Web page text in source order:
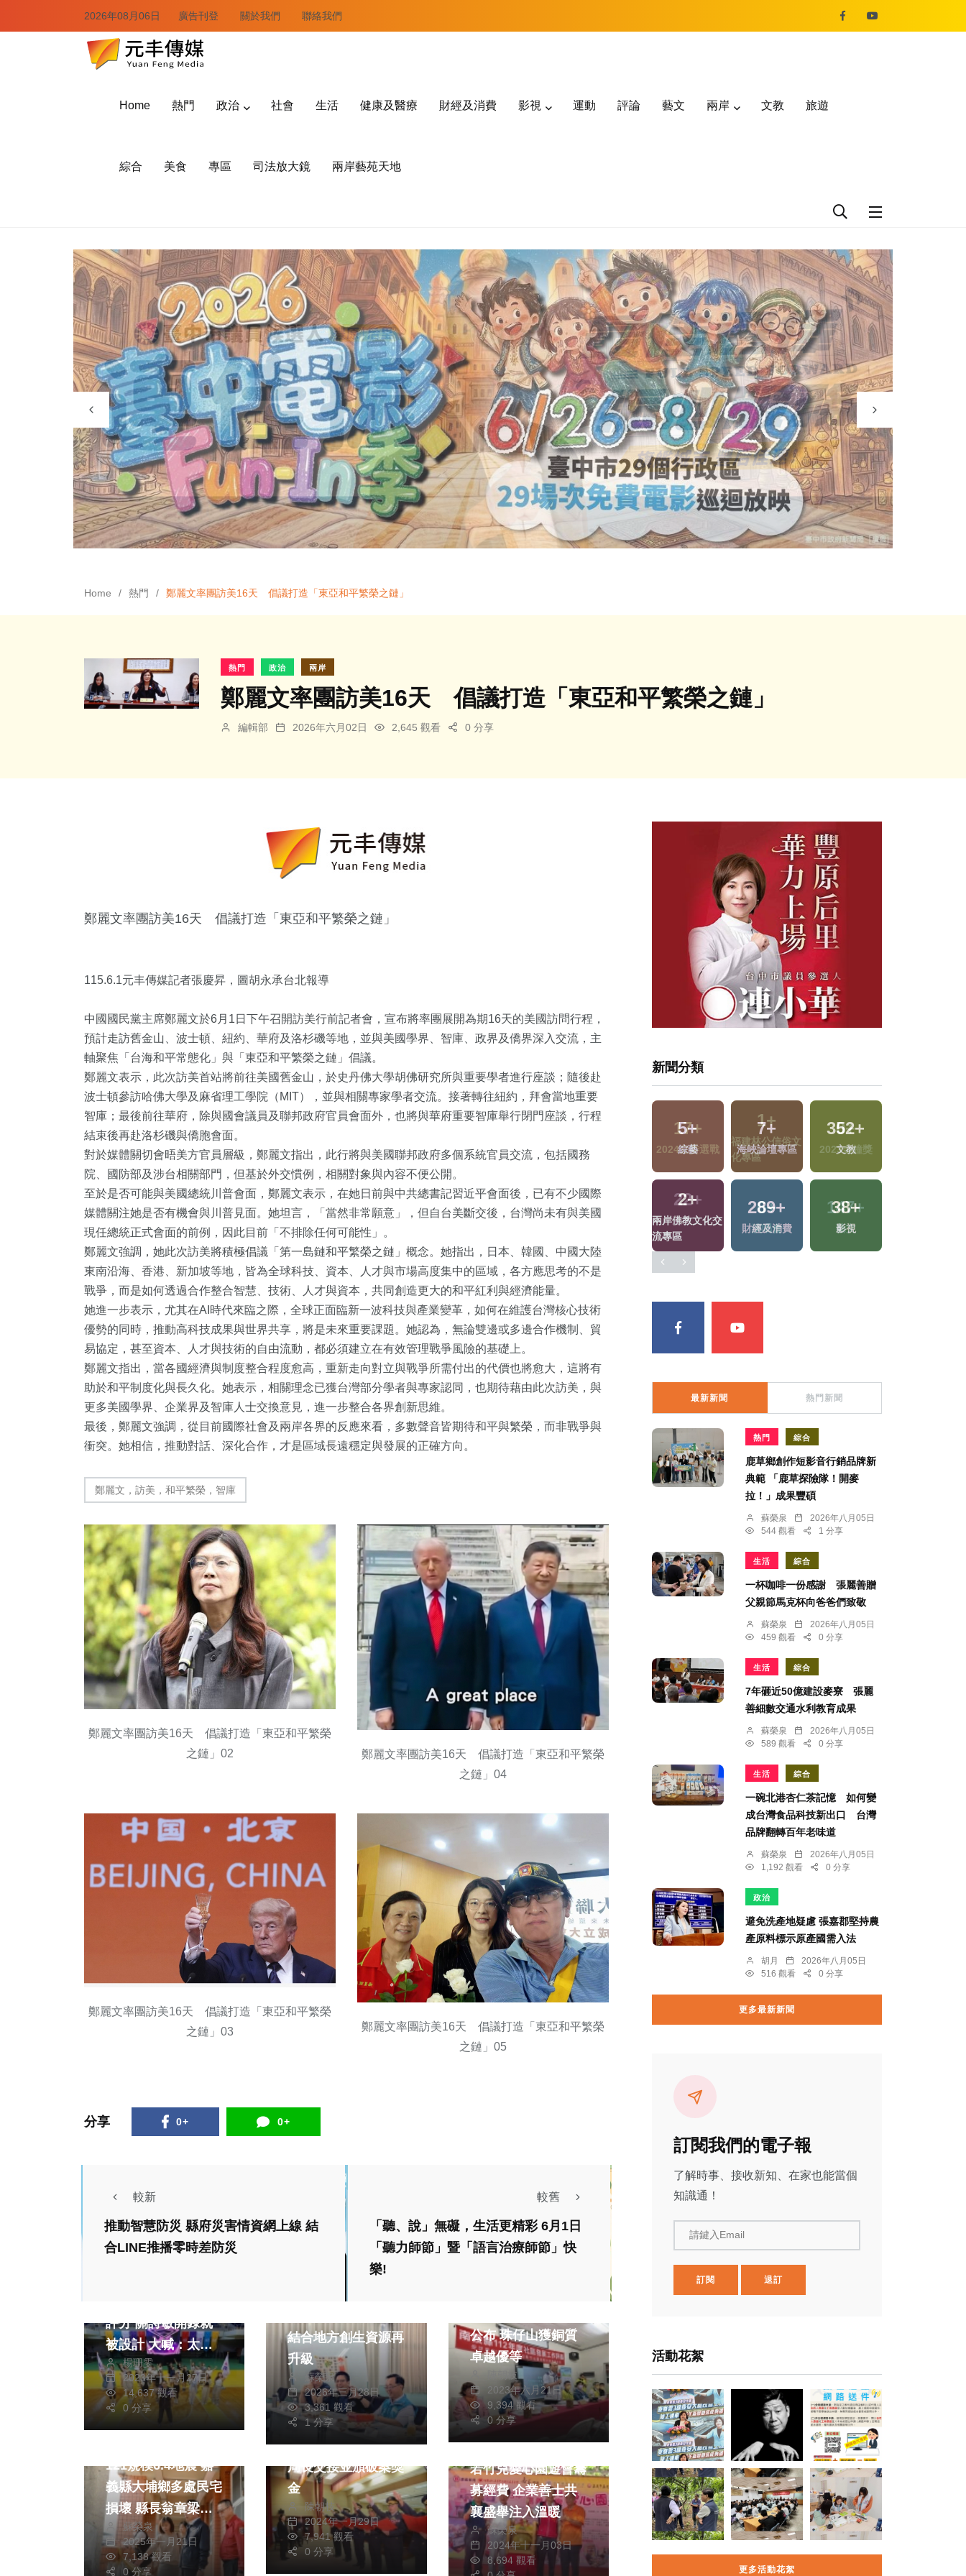
2026年08月06日 廣告刊登 關於我們 聯絡我們
Home 熱門 政治 社會 生活 健康及醫療 財經及消費 影視 運動 評論 藝文 兩岸 文教 旅遊
綜合 美食 專區 司法放大鏡 兩岸藝苑天地
Home 熱門 鄭麗文率團訪美16天 倡議打造「東亞和平繁榮之鏈」
熱門 政治 兩岸
鄭麗文率團訪美16天 倡議打造「東亞和平繁榮之鏈」
編輯部 2026年六月02日 2,645 觀看 0 分享
鄭麗文率團訪美16天 倡議打造「東亞和平繁榮之鏈」
115.6.1元丰傳媒記者張慶昇，圖胡永承台北報導
中國國民黨主席鄭麗文於6月1日下午召開訪美行前記者會，宣布將率團展開為期16天的美國訪問行程，
預計走訪舊金山、波士頓、紐約、華府及洛杉磯等地，並與美國學界、智庫、政界及僑界深入交流，主
軸聚焦「台海和平常態化」與「東亞和平繁榮之鏈」倡議。
鄭麗文表示，此次訪美首站將前往美國舊金山，於史丹佛大學胡佛研究所與重要學者進行座談；隨後赴
波士頓參訪哈佛大學及麻省理工學院（MIT），並與相關專家學者交流。接著轉往紐約，拜會當地重要
智庫；最後前往華府，除與國會議員及聯邦政府官員會面外，也將與華府重要智庫舉行閉門座談，行程
結束後再赴洛杉磯與僑胞會面。
對於媒體關切會晤美方官員層級，鄭麗文指出，此行將與美國聯邦政府多個系統官員交流，包括國務
院、國防部及涉台相關部門，但基於外交慣例，相關對象與內容不便公開。
至於是否可能與美國總統川普會面，鄭麗文表示，在她日前與中共總書記習近平會面後，已有不少國際
媒體關注她是否有機會與川普見面。她坦言，「當然非常願意」，但自台美斷交後，台灣尚未有與美國
現任總統正式會面的前例，因此目前「不排除任何可能性」。
鄭麗文強調，她此次訪美將積極倡議「第一島鏈和平繁榮之鏈」概念。她指出，日本、韓國、中國大陸
東南沿海、香港、新加坡等地，皆為全球科技、資本、人才與市場高度集中的區域，各方應思考的不是
戰爭，而是如何透過合作整合智慧、技術、人才與資本，共同創造更大的和平紅利與經濟能量。
她進一步表示，尤其在AI時代來臨之際，全球正面臨新一波科技與產業變革，如何在維護台灣核心技術
優勢的同時，推動高科技成果與世界共享，將是未來重要課題。她認為，無論雙邊或多邊合作機制、貿
易協定，甚至資本、人才與技術的自由流動，都必須建立在有效管理戰爭風險的基礎上。
鄭麗文指出，當各國經濟與制度整合程度愈高，重新走向對立與戰爭所需付出的代價也將愈大，這將有
助於和平制度化與長久化。她表示，相關理念已獲台灣部分學者與專家認同，也期待藉由此次訪美，與
更多美國學界、企業界及智庫人士交換意見，進一步整合各界創新思維。
最後，鄭麗文強調，從目前國際社會及兩岸各界的反應來看，多數聲音皆期待和平與繁榮，而非戰爭與
衝突。她相信，推動對話、深化合作，才是區域長遠穩定與發展的正確方向。
鄭麗文，訪美，和平繁榮，智庫
鄭麗文率團訪美16天 倡議打造「東亞和平繁榮
之鏈」02
鄭麗文率團訪美16天 倡議打造「東亞和平繁榮
之鏈」04
鄭麗文率團訪美16天 倡議打造「東亞和平繁榮
之鏈」03
鄭麗文率團訪美16天 倡議打造「東亞和平繁榮
之鏈」05
分享 0+ 0+
較新
推動智慧防災 縣府災害情資網上線 結
合LINE推播零時差防災
較舊
「聽、說」無礙，生活更精彩 6月1日
「聽力師節」暨「語言治療師節」快
樂!
熱門 生活
評分 關詩敏開錄就
被設計 大喊：太可
怕了！好想躲起來
林襄被當作假想敵
坦承有壓力
楊珊雯
2023年十一月27日
14,637 觀看
0 分享
結合地方創生資源再
升級
蘇榮泉
2026年三月28日
3,361 觀看
1 分享
公布 珠仔山獲銅質
卓越優等
陳朝枝
2023年六月21日
9,394 觀看
0 分享
熱門
121規模6.4地震 嘉
義縣大埔鄉多處民宅
損壞 縣長翁章梁深
入災區勘災
蘇榮泉
2025年一月21日
7,138 觀看
0 分享
熱門 文教
綜合
縣長許淑華主持警分
局長交接並頒破案獎
金
陳朝枝
2024年一月29日
7,941 觀看
0 分享
熱門 社會
生活 綜合
若竹兒愛心園遊會籌
募經費 企業善士共
襄盛舉注入溫暖
蘇榮泉
2024年十一月03日
8,694 觀看
新聞分類
+
運動
716+
社會
947+
生活
8+
2024總統大選
361+
綜合
298+
健康及醫療
10 +
司法放大鏡
10+
評論
0
兩岸藝苑天地
42+
17 +
2024立委選戰
1+
化專區
2023金鐘獎
22+
兩岸道教文化交
6+ 147
5+
綜藝
7+
海峽論壇專區
352+
文教
2+
兩岸佛教文化交
流專區
289+
財經及消費
38+
影視
最新新聞 熱門新聞
熱門 綜合
鹿草鄉創作短影音行銷品牌新
典範 「鹿草探險隊！開麥
拉！」成果豐碩
蘇榮泉
2026年八月05日
544 觀看
1 分享
生活 綜合
一杯咖啡一份感謝 張麗善贈
父親節馬克杯向爸爸們致敬
蘇榮泉
2026年八月05日
459 觀看
0 分享
生活 綜合
7年砸近50億建設麥寮 張麗
善細數交通水利教育成果
蘇榮泉
2026年八月05日
589 觀看
0 分享
生活 綜合
一碗北港杏仁茶記憶 如何變
成台灣食品科技新出口 台灣
品牌翻轉百年老味道
蘇榮泉
2026年八月05日
1,192 觀看
0 分享
政治
避免洗產地疑慮 張嘉郡堅持農
產原料標示原產國需入法
胡月
2026年八月05日
516 觀看
0 分享
更多最新新聞
訂閱我們的電子報
了解時事、接收新知、在家也能當個
知識通！
請鍵入Email
訂閱 退訂
活動花絮
更多活動花絮